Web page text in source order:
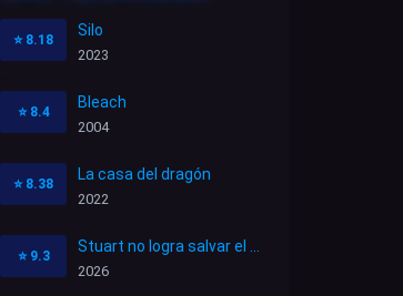
⭐ 8.18
Silo
2023
⭐ 8.4
Bleach
2004
⭐ 8.38
La casa del dragón
2022
⭐ 9.3
2026